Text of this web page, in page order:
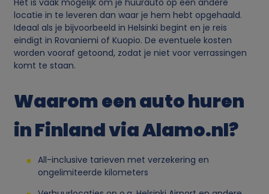
locatie in te leveren dan waar je hem hebt opgehaald.
Ideaal als je bijvoorbeeld in Helsinki begint en je reis
eindigt in Rovaniemi of Kuopio. De eventuele kosten
worden vooraf getoond, zodat je niet voor verrassingen
komt te staan.
Waarom een auto huren
in Finland via Alamo.nl?
All-inclusive tarieven met verzekering en
ongelimiteerde kilometers
i
k